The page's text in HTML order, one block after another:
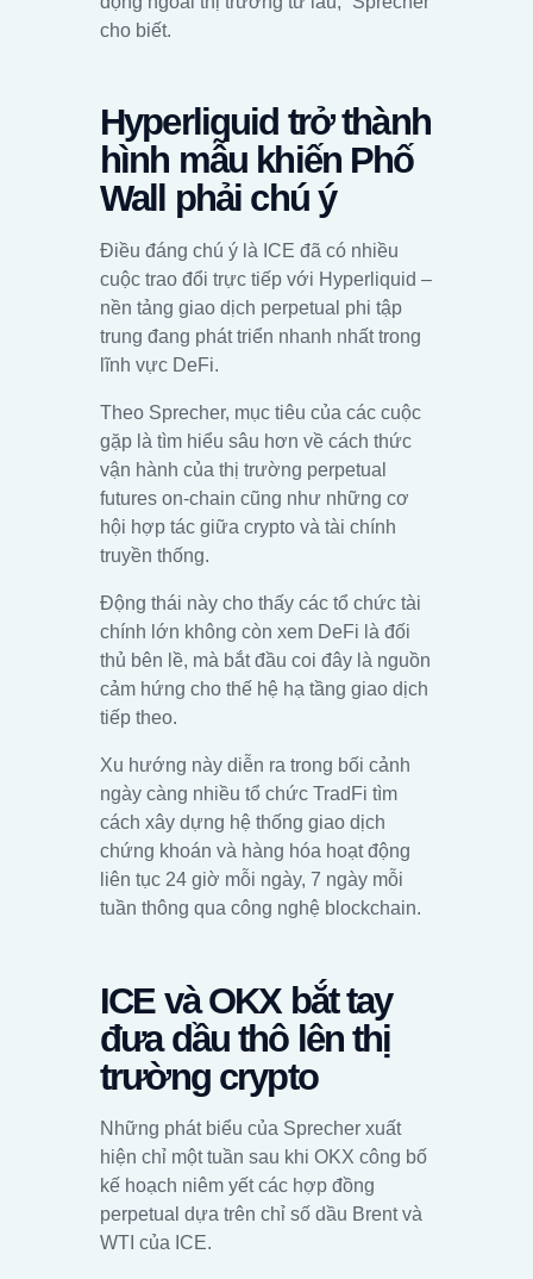
cho biết.
Hyperliquid trở thành
hình mẫu khiến Phố
Wall phải chú ý
Điều đáng chú ý là ICE đã có nhiều
cuộc trao đổi trực tiếp với Hyperliquid –
nền tảng giao dịch perpetual phi tập
trung đang phát triển nhanh nhất trong
lĩnh vực DeFi.
Theo Sprecher, mục tiêu của các cuộc
gặp là tìm hiểu sâu hơn về cách thức
vận hành của thị trường perpetual
futures on-chain cũng như những cơ
hội hợp tác giữa crypto và tài chính
truyền thống.
Động thái này cho thấy các tổ chức tài
chính lớn không còn xem DeFi là đối
thủ bên lề, mà bắt đầu coi đây là nguồn
cảm hứng cho thế hệ hạ tầng giao dịch
tiếp theo.
Xu hướng này diễn ra trong bối cảnh
ngày càng nhiều tổ chức TradFi tìm
cách xây dựng hệ thống giao dịch
chứng khoán và hàng hóa hoạt động
liên tục 24 giờ mỗi ngày, 7 ngày mỗi
tuần thông qua công nghệ blockchain.
ICE và OKX bắt tay
đưa dầu thô lên thị
trường crypto
Những phát biểu của Sprecher xuất
hiện chỉ một tuần sau khi OKX công bố
kế hoạch niêm yết các hợp đồng
perpetual dựa trên chỉ số dầu Brent và
WTI của ICE.